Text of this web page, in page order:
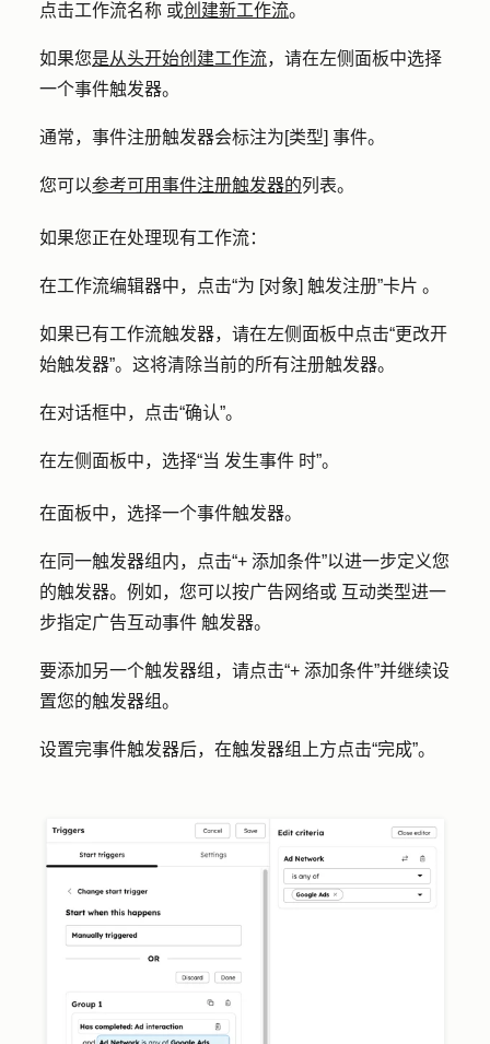
点击工作流名称 或创建新工作流。
如果您是从头开始创建工作流，请在左侧面板中选择
一个事件触发器。
通常，事件注册触发器会标注为[类型] 事件。
您可以参考可用事件注册触发器的列表。
如果您正在处理现有工作流：
在工作流编辑器中，点击“为 [对象] 触发注册”卡片 。
如果已有工作流触发器，请在左侧面板中点击“更改开
始触发器”。这将清除当前的所有注册触发器。
在对话框中，点击“确认”。
在左侧面板中，选择“当 发生事件 时”。
在面板中，选择一个事件触发器。
在同一触发器组内，点击“+ 添加条件”以进一步定义您
的触发器。例如，您可以按广告网络或 互动类型进一
步指定广告互动事件 触发器。
要添加另一个触发器组，请点击“+ 添加条件”并继续设
置您的触发器组。
设置完事件触发器后，在触发器组上方点击“完成”。